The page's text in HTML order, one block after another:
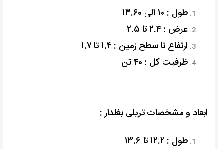
طول : ۱۰ الی ۱۳.۶۰
عرض : ۲.۴ تا ۲.۵
ارتفاع تا سطح زمین : ۱.۴ تا ۱.۷
ظرفیت کل : ۴۰ تن
ابعاد و مشخصات تریلی بغلدار :
طول : ۱۲.۲ تا ۱۳.۶